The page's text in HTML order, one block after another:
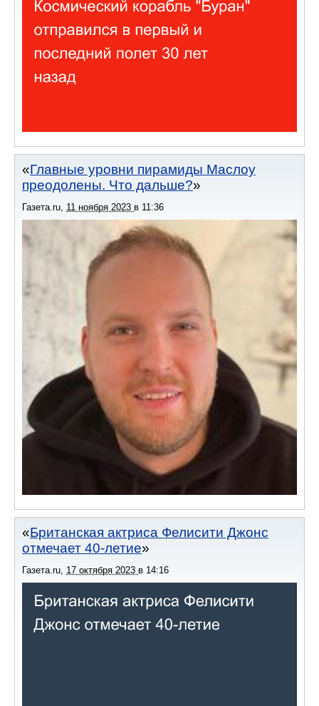
Главные уровни пирамиды Маслоу
преодолены. Что дальше?
Газета.ru 11 ноября 2023 в 11:36
Британская актриса Фелисити Джонс
отмечает 40-летие
Газета.ru 17 октября 2023 в 14:16